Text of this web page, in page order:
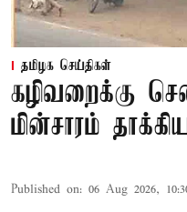
தமிழக செய்திகள்
கழிவறைக்கு
மின்சாரம்
Published on: 06 Aug 2026,